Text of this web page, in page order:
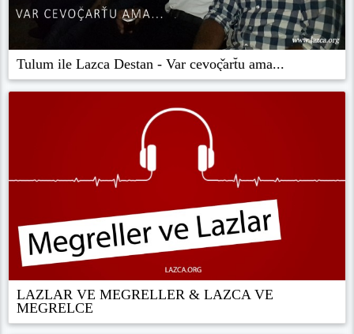
Tulum ile Lazca Destan - Var cevoç̌art̆u ama...
LAZLAR VE MEGRELLER & LAZCA VE
MEGRELCE